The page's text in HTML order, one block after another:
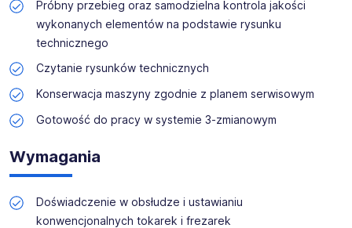
któremu jesteśmy blisko naszych klientów, a także
oddziale wSzczecinie, by być jeszcze bliżej
Kandydatów i naszych Pracowników.
Naszewieloletnie doświadczenie
troskliwy itrafny dobór klientów . Przedstawimy
szczegółowo Twoje nowe miejsce pracy
dysponować pełną informacją, by podjąć świadomą
nie pożałujesz
każdą ofertę konkurencji.
Próbny przebieg oraz samodzielna kontrola jakości
wykonanych elementów na podstawie rysunku
technicznego
Czytanie rysunków technicznych
Konserwacja maszyny zgodnie z planem serwisowym
Gotowość do pracy w systemie 3-zmianowym
Wymagania
Doświadczenie w obsłudze i ustawianiu
konwencjonalnych tokarek i frezarek